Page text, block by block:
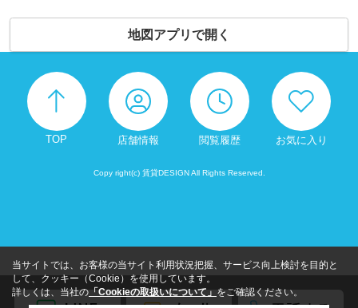
地図アプリで開く
TOP 店舗情報 閲覧履歴 お気に入り
Copy right(c) 賃貸DESIGN All Rights Reserved.
当サイトでは、お客様の当サイト利用状況把握、サービス向上検討を目的と
して、クッキー（Cookie）を使用しています。
詳しくは、当社の 「Cookieの取扱いについて」 をご確認ください。